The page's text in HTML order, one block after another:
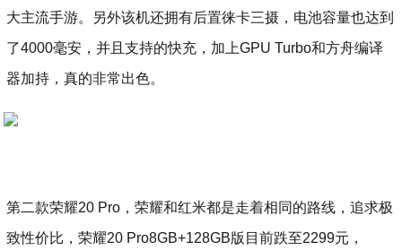
大主流手游。另外该机还拥有后置徕卡三摄，电池容量也达到
了4000毫安，并且支持的快充，加上GPU Turbo和方舟编译
器加持，真的非常出色。
第二款荣耀20 Pro，荣耀和红米都是走着相同的路线，追求极
致性价比，荣耀20 Pro8GB+128GB版目前跌至2299元，